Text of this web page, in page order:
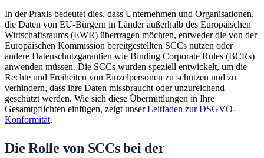
In der Praxis bedeutet dies, dass Unternehmen und Organisationen,
die Daten von EU-Bürgern in Länder außerhalb des Europäischen
Wirtschaftsraums (EWR) übertragen möchten, entweder die von der
Europäischen Kommission bereitgestellten SCCs nutzen oder
andere Datenschutzgarantien wie Binding Corporate Rules (BCRs)
anwenden müssen. Die SCCs wurden speziell entwickelt, um die
Rechte und Freiheiten von Einzelpersonen zu schützen und zu
verhindern, dass ihre Daten missbraucht oder unzureichend
geschützt werden. Wie sich diese Übermittlungen in Ihre
Gesamtpflichten einfügen, zeigt unserLeitfaden zur DSGVO-
Konformität.
Die Rolle von SCCs bei der